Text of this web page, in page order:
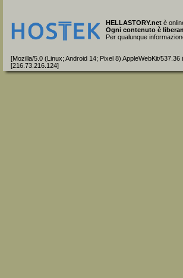
HELLASTORY.net è
Ogni contenuto è
Per qualunque
[Mozilla/5.0 (Linux; Android 14; Pixel 8) AppleWebKit/
[216.73.216.124]